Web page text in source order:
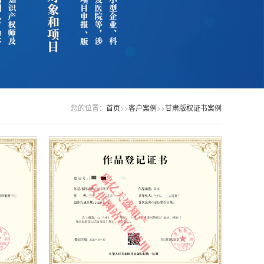
您的位置： 首页>>客户案例>>甘肃版权证书案例